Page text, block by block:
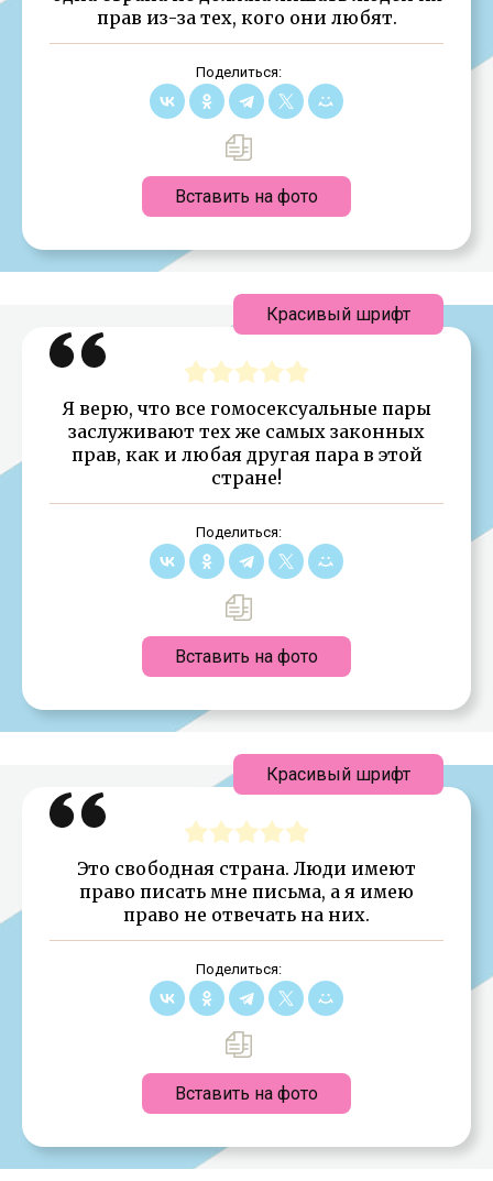
прав из-за тех, кого они любят.
Поделиться:
Вставить на фото
Я верю, что все гомосексуальные пары
заслуживают тех же самых законных
прав, как и любая другая пара в этой
стране!
Поделиться:
Вставить на фото
Красивый шрифт
Это свободная страна. Люди имеют
право писать мне письма, а я имею
право не отвечать на них.
Поделиться:
Вставить на фото
Красивый шрифт